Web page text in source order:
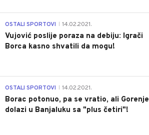
OSTALI SPORTOVI 14.02.2021.
Vujović poslije poraza na debiju: Igrači
Borca kasno shvatili da mogu!
OSTALI SPORTOVI 14.02.2021.
Borac potonuo, pa se vratio, ali Gorenje
dolazi u Banjaluku sa "plus četiri"!